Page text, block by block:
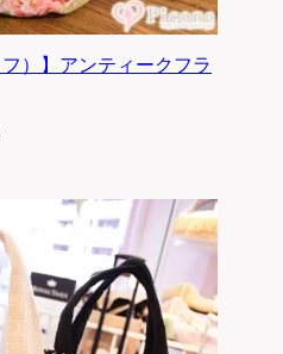
フ）】アンティークフラ